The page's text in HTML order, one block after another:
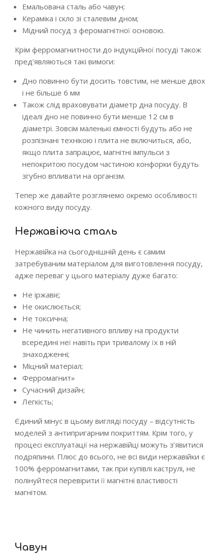
Емальована сталь або чавун;
Кераміка і скло зі сталевим дном;
Мідний посуд з феромагнітної основою.
Крім ферромагнитности до індукційної посуді також
пред’являються такі вимоги:
Дно повинно бути досить товстим, не менше двох
і не більше 6 мм
Також слід враховувати діаметр дна посуду. В
ідеалі дно не повинно бути менше 12 см в
діаметрі. Зовсім маленькі ємності будуть або не
розпізнані технікою і плита не включиться, або,
якщо плита запрацює, магнітні імпульси з
непокритою посудом частиною конфорки будуть
згубно впливати на організм.
Тепер же давайте розглянемо окремо особливості
кожного виду посуду.
Нержавіюча сталь
Нержавійка на сьогоднішній день є самим
затребуваним матеріалом для виготовлення посуду,
адже переваг у цього матеріалу дуже багато:
Не іржавіє;
Не окислюється;
Не токсична;
Не чинить негативного впливу на продукти
всередині неї навіть при тривалому їх в ній
знаходженні;
Міцний матеріал;
Ферромагнит»
Сучасний дизайн;
Легкість;
Єдиний мінус в цьому вигляді посуду – відсутність
моделей з антипригарним покриттям. Крім того, у
процесі експлуатації на нержавійці можуть з’явитися
подряпини. Плюс до всього, не всі види нержавійки є
100% ферромагнитами, так при купівлі каструлі, не
полінуйтеся перевірити її магнітні властивості
магнітом.
Чавун